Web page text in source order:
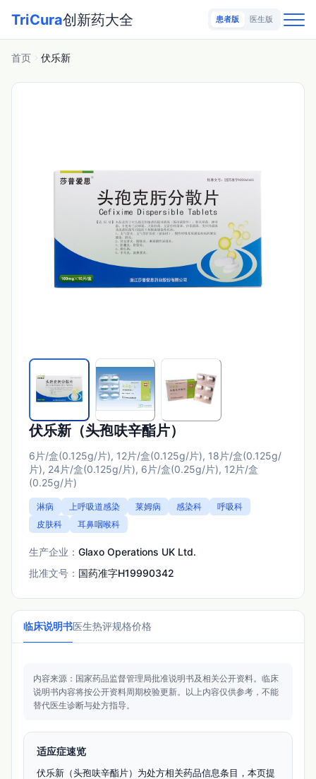
TriCura创新药大全 患者版 医生版
首页 伏乐新
伏乐新（头孢呋辛酯片）
6片/盒(0.125g/片), 12片/盒(0.125g/片), 18片/盒(0.125g/
片), 24片/盒(0.125g/片), 6片/盒(0.25g/片), 12片/盒
(0.25g/片)
淋病 上呼吸道感染 莱姆病 感染科
呼吸科
皮肤科
耳鼻咽喉科
生产企业： Glaxo Operations UK Ltd.
批准文号： 国药准字H19990342
临床说明书医生热评规格价格
内容来源：国家药品监督管理局批准说明书及相关公开资料。 临床
说明书内容将按公开资料周期校验更新。 以上内容仅供参考，不能
替代医生诊断与处方指导。
适应症速览
伏乐新（头孢呋辛酯片）为处方相关药品信息条目，本页提